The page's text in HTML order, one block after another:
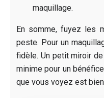
maquillage.
En somme, fuyez les
peste. Pour un
fidèle. Un petit miroir
minime pour un
que vous voyez est